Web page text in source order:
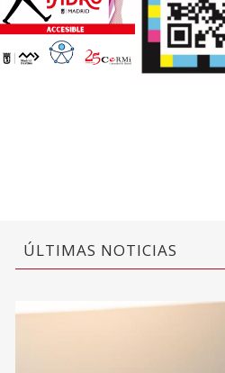
ÚLTIMAS NOTICIAS